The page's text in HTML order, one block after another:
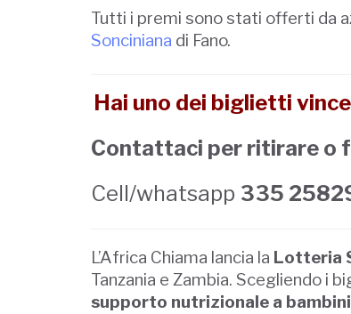
Tutti i premi sono stati offerti da
Sonciniana di Fano.
Hai uno dei biglietti
Contattaci per ritirare o
Cell/whatsapp 335
L’Africa Chiama lancia la Lotteria
Tanzania e Zambia. Scegliendo i
supporto nutrizionale a